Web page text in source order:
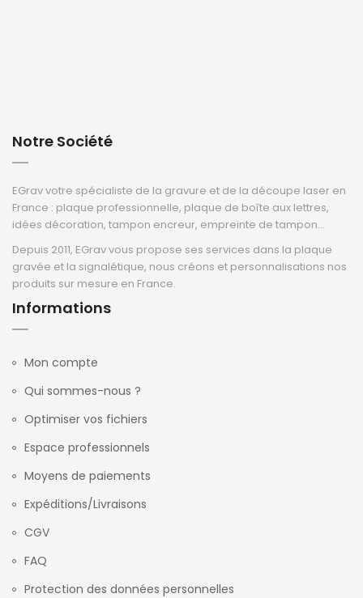
Notre Société
EGrav votre spécialiste de la gravure et de la découpe laser en
France : plaque professionnelle, plaque de boîte aux lettres,
idées décoration, tampon encreur, empreinte de tampon...
Depuis 2011, EGrav vous propose ses services dans la plaque
gravée et la signalétique, nous créons et personnalisations nos
produits sur mesure en France.
Informations
Mon compte
Qui sommes-nous ?
Optimiser vos fichiers
Espace professionnels
Moyens de paiements
Expéditions/Livraisons
CGV
FAQ
Protection des données personnelles